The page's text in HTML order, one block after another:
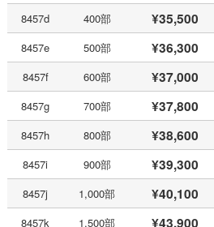
8457d
400部 ¥35,500
8457e
500部 ¥36,300
8457f
600部 ¥37,000
8457g
700部 ¥37,800
8457h
800部 ¥38,600
8457i
900部 ¥39,300
8457j
1,000部 ¥40,100
8457k
1,500部 ¥43,900